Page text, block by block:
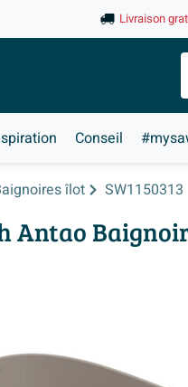
Livraison
Conseil
îlot SW1150313
Antao